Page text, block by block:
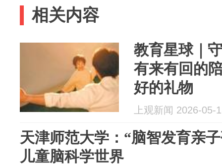
相关内容
教育星球｜
有来有回的
好的礼物
上观新闻 2026-05-
天津师范大学：“脑智发育亲
儿童脑科学世界